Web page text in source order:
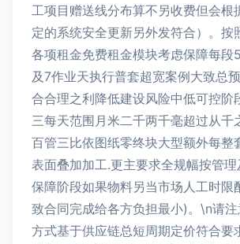
工项目赠送线分布算不另收费但会根
定的系统安全更新另外发符合）。按
各项租金免费租金模块考虑保障每段
及7作业天执行普套超宽案例大致总
合合理之利降低建设风险中低可控阶
三每天范围月米二千两千毫超过从千
百管三比依图纸零终块大型额外每整
表面叠加加工.更主要求全规幅按管
保障阶段如果物料另当市场人工时限
致合同完成给各方负担最小)。\n请
方式基于供应链总短周期定价符合要